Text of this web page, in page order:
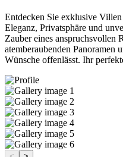
Entdecken Sie exklusive
Eleganz, Privatsphäre und
Zauber eines anspruchsvollen
atemberaubenden Panoramen
Wünsche offenlässt. Ihr